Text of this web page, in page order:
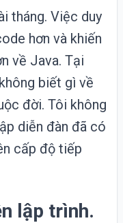
tháng. Việc duy
hơn và khiến
về Java. Tại
biết gì về
đời. Tôi không
diễn đàn đã có
cấp độ tiếp
lập trình.